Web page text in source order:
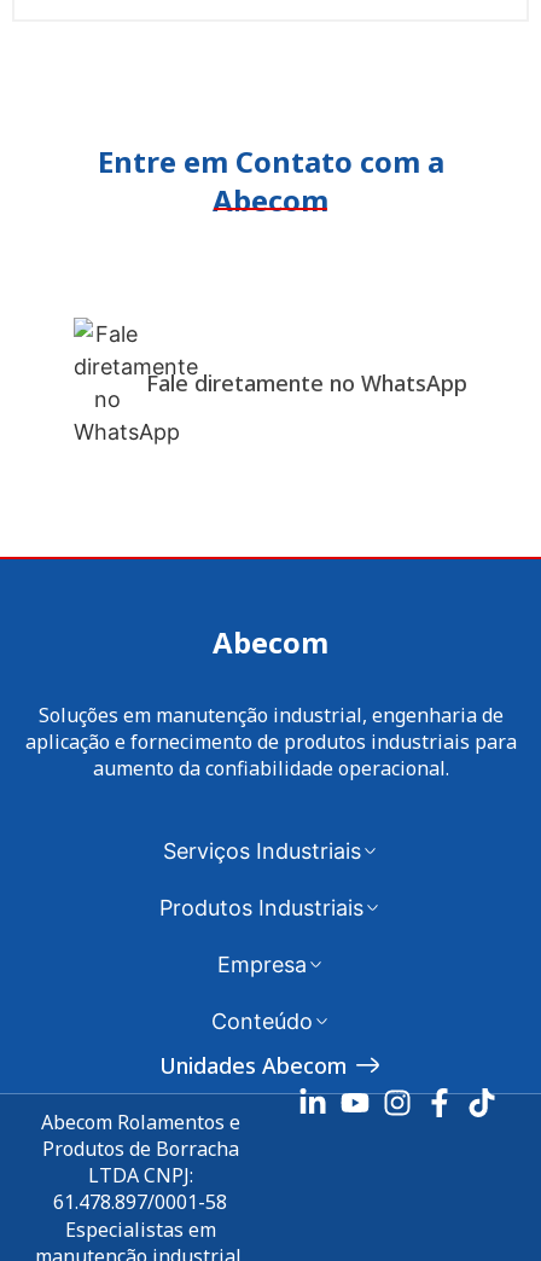
Entre em Contato com a
Abecom
Fale diretamente no WhatsApp
Abecom
Soluções em manutenção industrial, engenharia de
aplicação e fornecimento de produtos industriais para
aumento da confiabilidade operacional.
Serviços Industriais
Produtos Industriais
Empresa
Conteúdo
Unidades Abecom
Abecom Rolamentos e
Produtos de Borracha
LTDA CNPJ:
61.478.897/0001-58
Especialistas em